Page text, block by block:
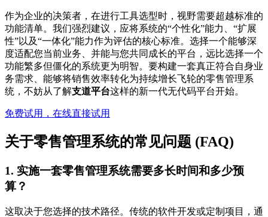
作为企业的决策者，在进行工具选型时，视野需要超越标准的
功能清单。我们强烈建议，应将系统的“个性化”能力、“扩展
性”以及“一体化”能力作为评估的核心标准。选择一个能够深
度适配您当前业务、并能与您共同成长的平台，远比选择一个
功能繁多但僵化的系统更为明智。要构建一套真正符合自身业
务需求、能够将销售效率转化为持续增长飞轮的零售管理系
统，不妨从了解支道平台这样的新一代无代码平台开始。
免费试用，在线直接试用
关于零售管理系统的常见问题 (FAQ)
1. 实施一套零售管理系统需要多长时间和多少预
算？
这取决于您选择的技术路径。传统的软件开发或定制项目，通